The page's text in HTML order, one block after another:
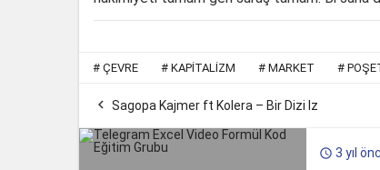
# ÇEVRE # KAPITALIZM # MARKET #
 Sagopa Kajmer ft Kolera – Bir Dizi Iz
 3 yıl